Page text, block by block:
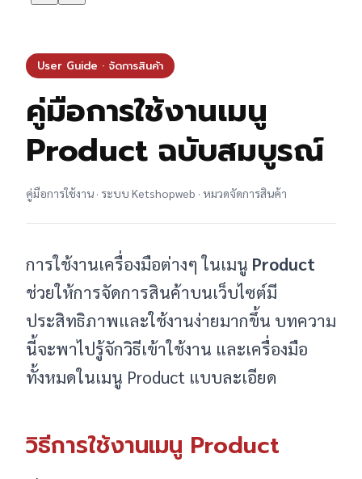
User Guide · จัดการสินค้า
คู่มือการใช้งานเมนู
Product ฉบับสมบูรณ์
คู่มือการใช้งาน · ระบบ Ketshopweb · หมวดจัดการสินค้า
การใช้งานเครื่องมือต่างๆ ในเมนู Product
ช่วยให้การจัดการสินค้าบนเว็บไซต์มี
ประสิทธิภาพและใช้งานง่ายมากขึ้น บทความ
นี้จะพาไปรู้จักวิธีเข้าใช้งาน และเครื่องมือ
ทั้งหมดในเมนู Product แบบละเอียด
วิธีการใช้งานเมนู Product